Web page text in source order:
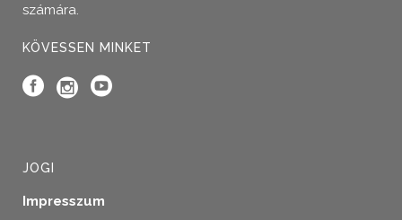
számára.
KÖVESSEN MINKET
JOGI
Impresszum